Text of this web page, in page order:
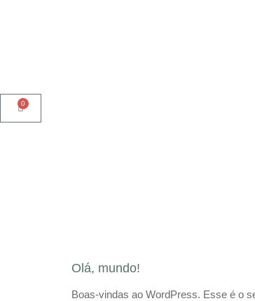
0
Olá, mundo!
Boas-vindas ao WordPress. Esse é o